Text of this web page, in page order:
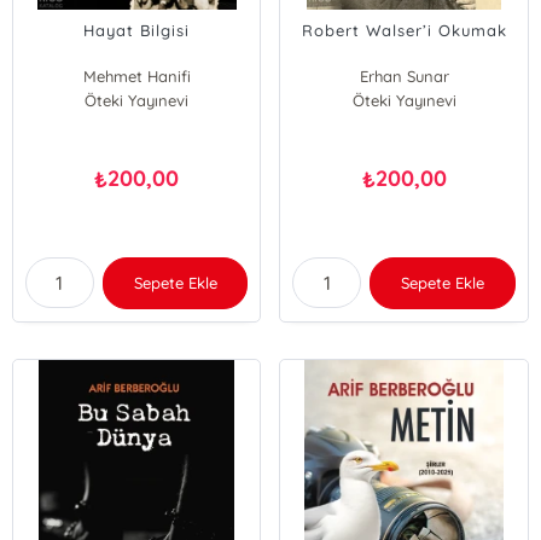
Hayat Bilgisi
Mehmet Hanifi
Öteki Yayınevi
₺200,00
Sepete Ekle
Robert Walser’i Okumak
Erhan Sunar
Öteki Yayınevi
₺200,00
Sepete Ekle